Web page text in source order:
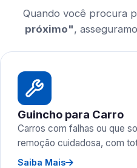
Quando você procura
próximo",
Guincho para Carro
Carros com falhas ou que
remoção cuidadosa, com
Saiba Mais